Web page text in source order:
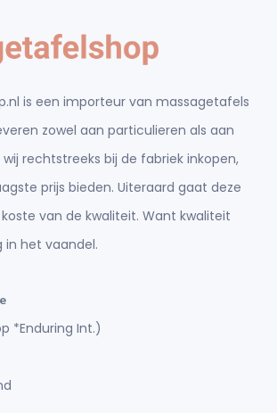
is een importeur van massagetafels
zowel aan particulieren als aan
rechtstreeks bij de fabriek inkopen,
prijs bieden. Uiteraard gaat deze
van de kwaliteit. Want kwaliteit
in het vaandel.
*Enduring Int.)